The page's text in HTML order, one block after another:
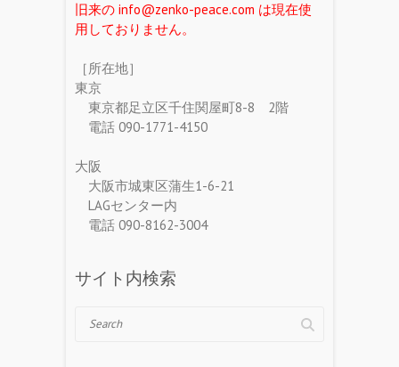
旧来の info@zenko-peace.com は現在使
用しておりません。
［所在地］
東京
東京都足立区千住関屋町8-8 2階
電話 090-1771-4150
大阪
大阪市城東区蒲生1-6-21
LAGセンター内
電話 090-8162-3004
サイト内検索
Search